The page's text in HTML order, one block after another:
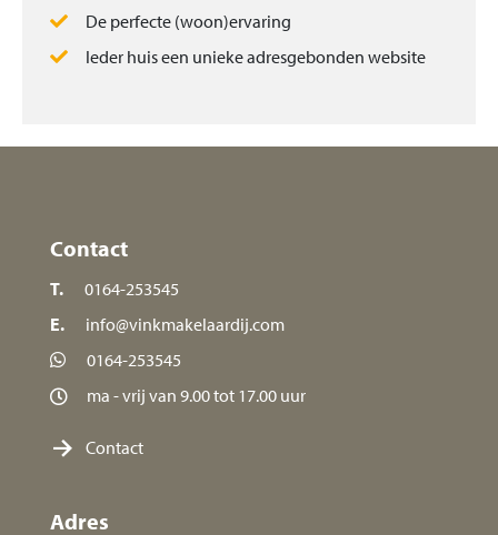
De perfecte (woon)ervaring
Ieder huis een unieke adresgebonden website
Contact
T.
0164-253545
E.
info@vinkmakelaardij.com
0164-253545
ma - vrij van 9.00 tot 17.00 uur
Contact
Adres